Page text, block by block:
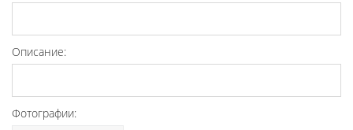
Описание:
Фотографии: